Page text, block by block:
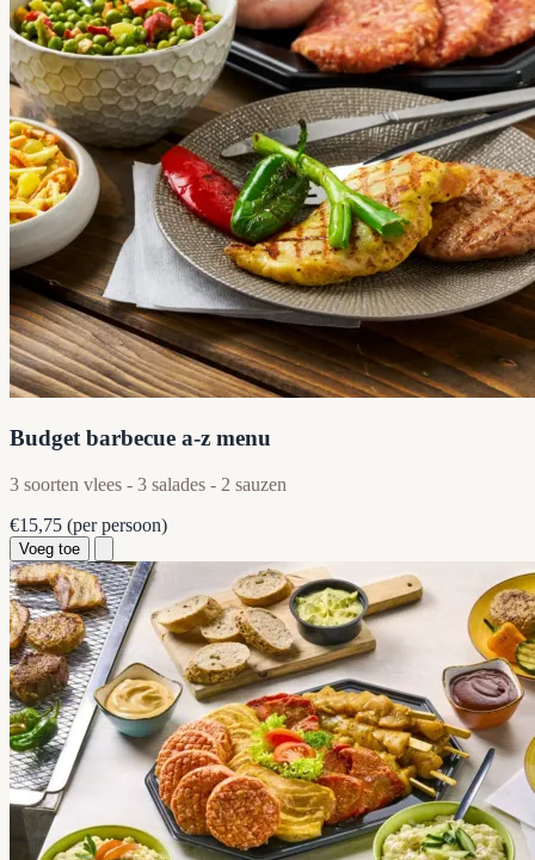
Budget barbecue a-z menu
3 soorten vlees - 3 salades - 2 sauzen
€15,75 (per persoon)
Voeg toe